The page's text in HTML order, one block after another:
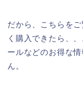
だから、こちらを
く購入できたら、
ールなどのお得な
ん。